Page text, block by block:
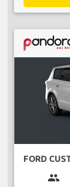
FORD
group